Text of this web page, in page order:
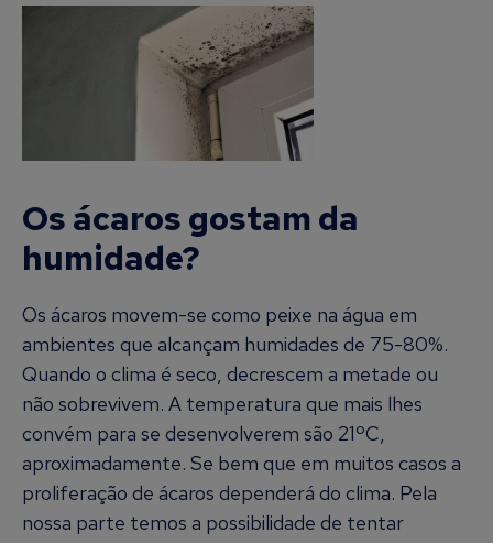
Os ácaros gostam da
humidade?
Os ácaros movem-se como peixe na água em
ambientes que alcançam humidades de 75-80%.
Quando o clima é seco, decrescem a metade ou
não sobrevivem. A temperatura que mais lhes
convém para se desenvolverem são 21ºC,
aproximadamente. Se bem que em muitos casos a
proliferação de ácaros dependerá do clima. Pela
nossa parte temos a possibilidade de tentar